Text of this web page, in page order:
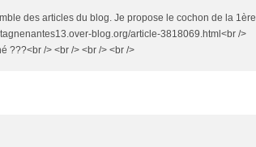
des articles du blog. Je propose le cochon de la 1ère
blog.org/article-3818069.html<br />
???<br /> <br /> <br /> <br />